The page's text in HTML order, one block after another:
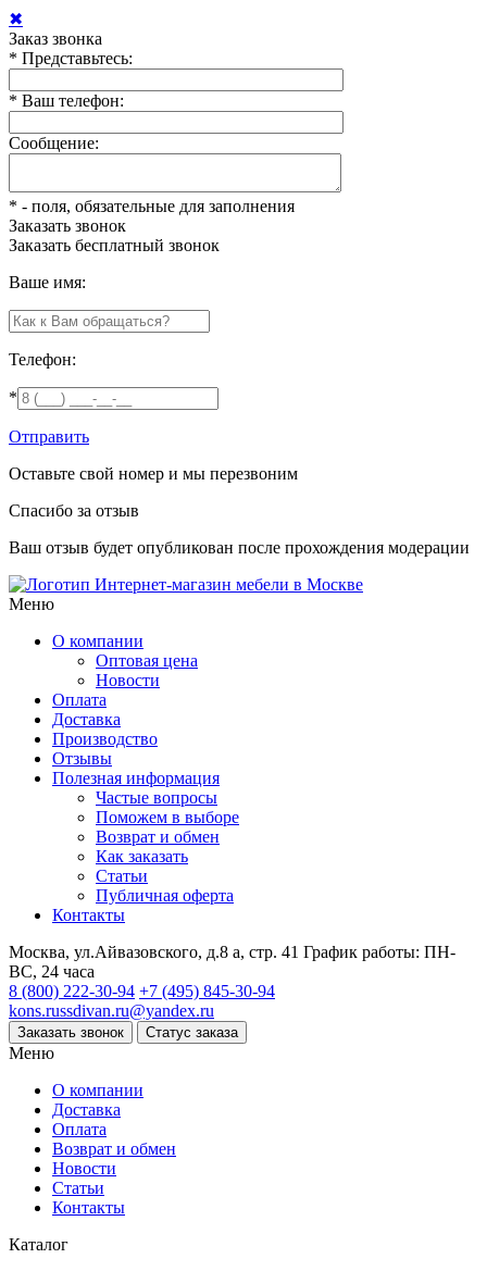
✖
Заказ звонка
* Представьтесь:
* Ваш телефон:
Сообщение:
* - поля, обязательные для заполнения
Заказать звонок
Заказать бесплатный звонок
Ваше имя:
Телефон:
*
Отправить
Оставьте свой номер и мы перезвоним
Спасибо за отзыв
Ваш отзыв будет опубликован после прохождения модерации
Интернет-магазин мебели в Москве
Меню
О компании
Оптовая цена
Новости
Оплата
Доставка
Производство
Отзывы
Полезная информация
Частые вопросы
Поможем в выборе
Возврат и обмен
Как заказать
Статьи
Публичная оферта
Контакты
Москва, ул.Айвазовского, д.8 а, стр. 41 График работы: ПН-
ВС, 24 часа
8 (800) 222-30-94 +7 (495) 845-30-94
kons.russdivan.ru@yandex.ru
Заказать звонок Статус заказа
Меню
О компании
Доставка
Оплата
Возврат и обмен
Новости
Статьи
Контакты
Каталог